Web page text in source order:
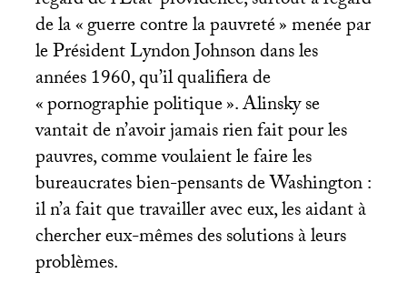
de la «guerre contre la pauvreté» menée par
le Président Lyndon Johnson dans les
années 1960, qu’il qualifiera de
«pornographie politique». Alinsky se
vantait de n’avoir jamais rien fait pour les
pauvres, comme voulaient le faire les
bureaucrates bien-pensants de Washington :
il n’a fait que travailler avec eux, les aidant à
chercher eux-mêmes des solutions à leurs
problèmes.